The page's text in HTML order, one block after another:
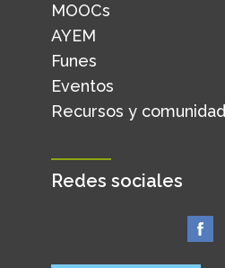
MOOCs
AYEM
Funes
Eventos
Recursos y comunidad
Redes sociales